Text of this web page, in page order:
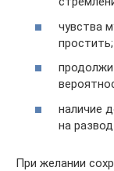
чувства
простить;
наличие
на
При желании